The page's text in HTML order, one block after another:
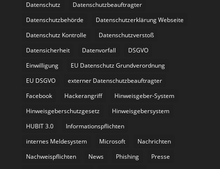
Datenschutz
Datenschutzbeauftragter
Datenschutzbehörde
Datenschutzerklärung Webseite
Datenschutz Kontrolle
Datenschutzverstoß
Datensicherheit
Datenvorfall
DSGVO
Einwilligung
EU Datenschutz Grundverordnung
EU DSGVO
externer Datenschutzbeauftragter
Facebook
Hackerangriff
Hinweisgeber-System
Hinweisgeberschutzgesetz
Hinweisgebersystem
HUBIT 3.0
Informationspflichten
internes Meldesystem
Microsoft
Nachrichten
Nachweispflichten
News Phishing
Presse